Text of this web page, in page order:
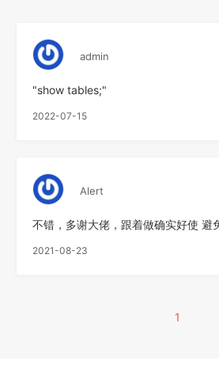
admin
"show tables;"
2022-07-15
Alert
不错，多谢大佬，跟着做确实好使 避
2021-08-23
1